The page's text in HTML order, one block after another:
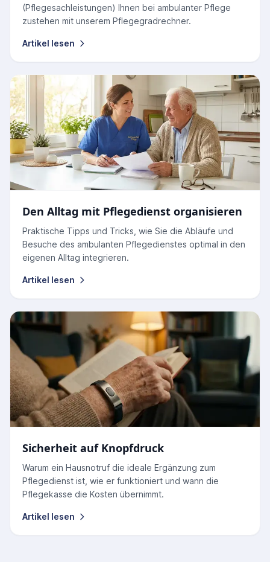
(Pflegesachleistungen) Ihnen bei ambulanter Pflege
zustehen mit unserem Pflegegradrechner.
Artikel lesen
Den Alltag mit Pflegedienst organisieren
Praktische Tipps und Tricks, wie Sie die Abläufe und
Besuche des ambulanten Pflegedienstes optimal in den
eigenen Alltag integrieren.
Artikel lesen
Sicherheit auf Knopfdruck
Warum ein Hausnotruf die ideale Ergänzung zum
Pflegedienst ist, wie er funktioniert und wann die
Pflegekasse die Kosten übernimmt.
Artikel lesen